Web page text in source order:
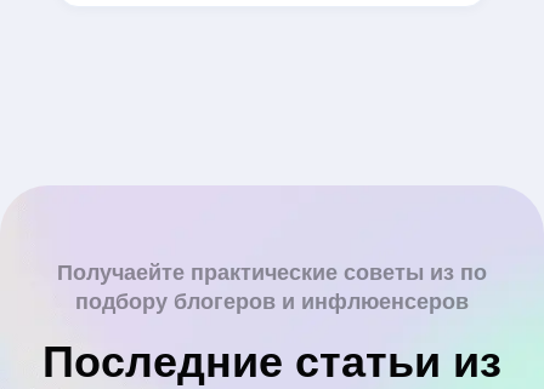
Получаейте практические советы из по
подбору блогеров и инфлюенсеров
Последние статьи из